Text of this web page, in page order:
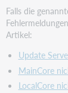
Falls die
Artikel:
Update
MainCore
LocalCore